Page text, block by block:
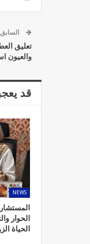
تعليق
والعيون
قد
NEWS
الحوار
الحياة